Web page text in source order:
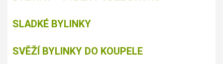
SLADKÉ BYLINKY
SVĚŽÍ BYLINKY DO KOUPELE